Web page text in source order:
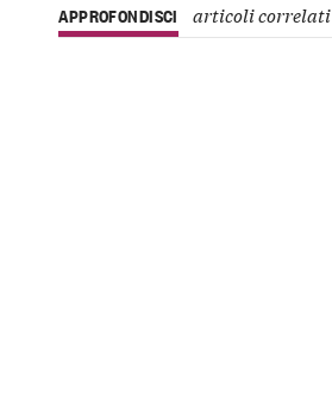
APPROFONDISCI articoli correlati